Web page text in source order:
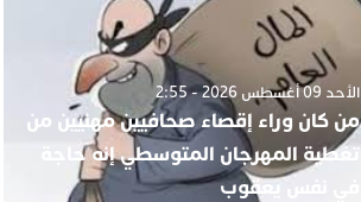
الأحد 09 أغسطس 2026 - 2:55
من كان وراء إقصاء صحافيين مهنيين من
تغطية المهرجان المتوسطي إنه حاجة
في نفس يعقوب